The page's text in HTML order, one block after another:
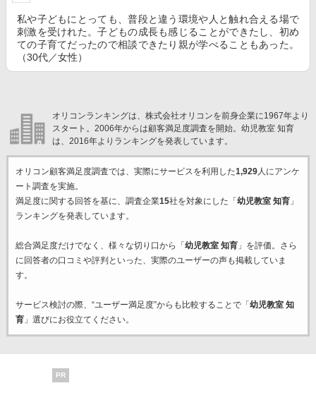
私や子どもにとっても、普段と違う環境や人と触れ合える場で
刺激を受けれた。子どもの成長も感じることができたし、初め
ての子育てだったので相談できたり親が学べることもあった。
（30代／女性）
オリコンランキングは、株式会社オリコンを前身企業に1967年より
スタート。2006年からは顧客満足度調査を開始。幼児教室 知育
は、2016年よりランキングを発表しています。
オリコン顧客満足度調査では、実際にサービスを利用した1,929人にアンケ
ート調査を実施。
満足度に関する回答を基に、調査企業15社を対象にした「 幼児教室 知育」
ランキングを発表しています。
総合満足度だけでなく、様々な切り口から「 幼児教室 知育」を評価。さら
に回答者の口コミや評判といった、実際のユーザーの声も掲載していま
す。
サービス検討の際、“ユーザー満足度”からも比較することで「 幼児教室 知
育」選びにお役立てください。
PR